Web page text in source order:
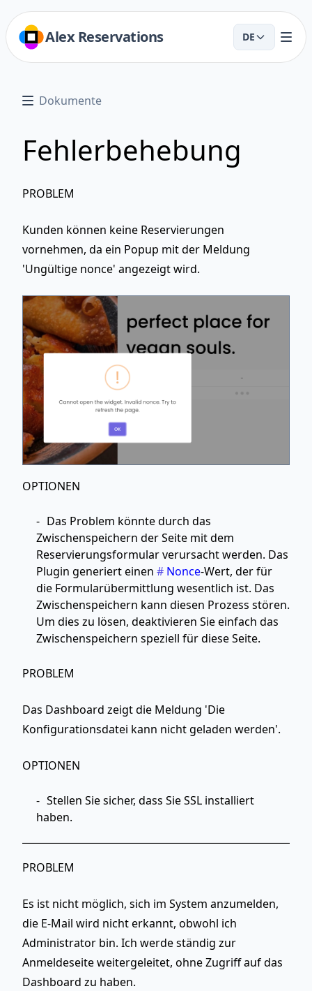
Alex Reservations DE
Dokumente
Fehlerbehebung
PROBLEM
Kunden können keine Reservierungen
vornehmen, da ein Popup mit der Meldung
'Ungültige nonce' angezeigt wird.
OPTIONEN
Das Problem könnte durch das
Zwischenspeichern der Seite mit dem
Reservierungsformular verursacht werden. Das
Plugin generiert einen
Nonce-Wert, der für
die Formularübermittlung wesentlich ist. Das
Zwischenspeichern kann diesen Prozess stören.
Um dies zu lösen, deaktivieren Sie einfach das
Zwischenspeichern speziell für diese Seite.
PROBLEM
Das Dashboard zeigt die Meldung 'Die
Konfigurationsdatei kann nicht geladen werden'.
OPTIONEN
Stellen Sie sicher, dass Sie SSL installiert
haben.
PROBLEM
Es ist nicht möglich, sich im System anzumelden,
die E-Mail wird nicht erkannt, obwohl ich
Administrator bin. Ich werde ständig zur
Anmeldeseite weitergeleitet, ohne Zugriff auf das
Dashboard zu haben.